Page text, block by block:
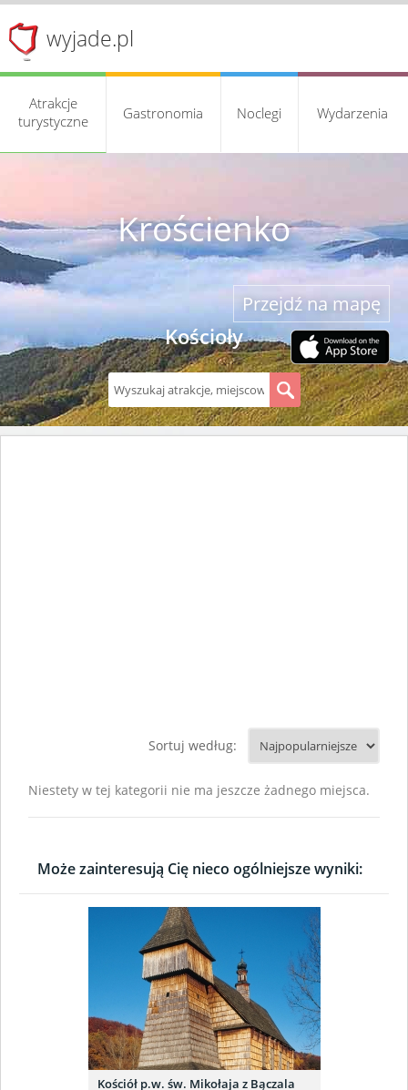
wyjade.pl
Atrakcje
turystyczne
Gastronomia Noclegi Wydarzenia
Krościenko
Kościoły
Przejdź na mapę
Sortuj według:
Niestety w tej kategorii nie ma jeszcze żadnego miejsca.
Może zainteresują Cię nieco ogólniejsze wyniki:
Kościół p.w. św. Mikołaja z Bączala